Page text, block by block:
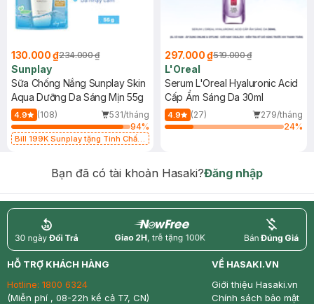
130.000 ₫234.000 ₫
Sunplay
Sữa Chống Nắng Sunplay Skin
Aqua Dưỡng Da Sáng Mịn 55g
4.9 (108)
531/tháng
94%
Bill 199K Sunplay tặng Tinh Chất
297.000 ₫519.000 ₫
L'Oreal
Serum L'Oreal Hyaluronic Acid
Cấp Ẩm Sáng Da 30ml
4.9 (27)
279/tháng
24%
Bạn đã có tài khoản Hasaki?Đăng nhập
return nowfree price
HỖ TRỢ KHÁCH HÀNG
Hotline: 1800 6324
(Miễn phí , 08-22h kể cả T7, CN)
VỀ HASAKI.VN
Giới thiệu Hasaki.vn
Chính sách bảo mật